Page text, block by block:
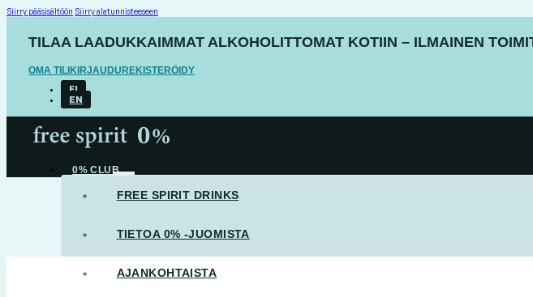
Siirry pääsisältöön Siirry alatunnisteeseen
TILAA LAADUKKAIMMAT ALKOHOLITTOMAT KOTIIN – ILMAINEN
OMA TILI KIRJAUDU REKISTERÖIDY
FI
EN
0% CLUB
FREE SPIRIT DRINKS
TIETOA 0% -JUOMISTA
AJANKOHTAISTA